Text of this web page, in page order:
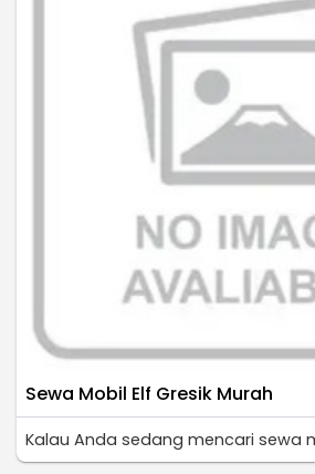
Sewa Mobil Elf Gresik Murah
Kalau Anda sedang mencari sewa